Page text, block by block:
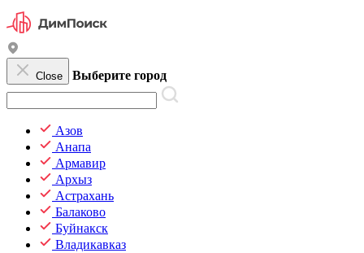
Close Выберите город
Азов
Анапа
Армавир
Архыз
Астрахань
Балаково
Буйнакск
Владикавказ